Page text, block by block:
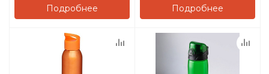
Подробнее Подробнее